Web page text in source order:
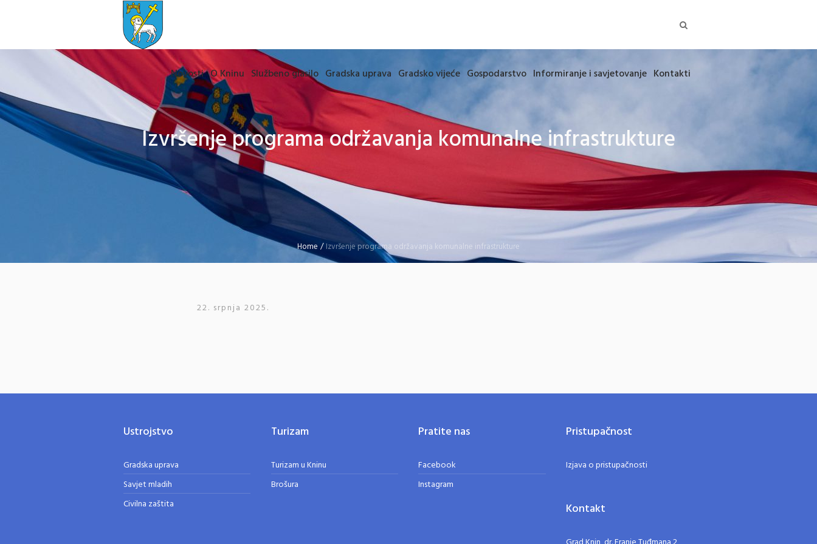
Novosti O Kninu Službeno glasilo Gradska uprava Gradsko vijeće Gospodarstvo Informiranje i savjetovanje Kontakti
Izvršenje programa održavanja komunalne infrastrukture
Home /Izvršenje programa održavanja komunalne infrastrukture
22. srpnja 2025.
Ustrojstvo
Gradska uprava
Savjet mladih
Civilna zaštita
Turizam
Turizam u Kninu
Brošura
Pratite nas
Facebook
Instagram
Pristupačnost
Izjava o pristupačnosti
Kontakt